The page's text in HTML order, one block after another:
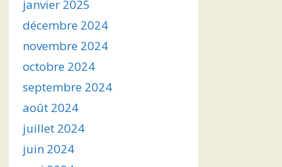
janvier 2025
décembre 2024
novembre 2024
octobre 2024
septembre 2024
août 2024
juillet 2024
juin 2024